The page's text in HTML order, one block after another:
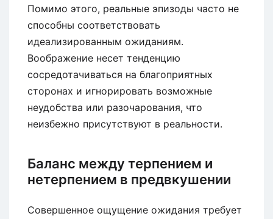
Помимо этого, реальные эпизоды часто не
способны соответствовать
идеализированным ожиданиям.
Воображение несет тенденцию
сосредотачиваться на благоприятных
сторонах и игнорировать возможные
неудобства или разочарования, что
неизбежно присутствуют в реальности.
Баланс между терпением и
нетерпением в предвкушении
Совершенное ощущение ожидания требует